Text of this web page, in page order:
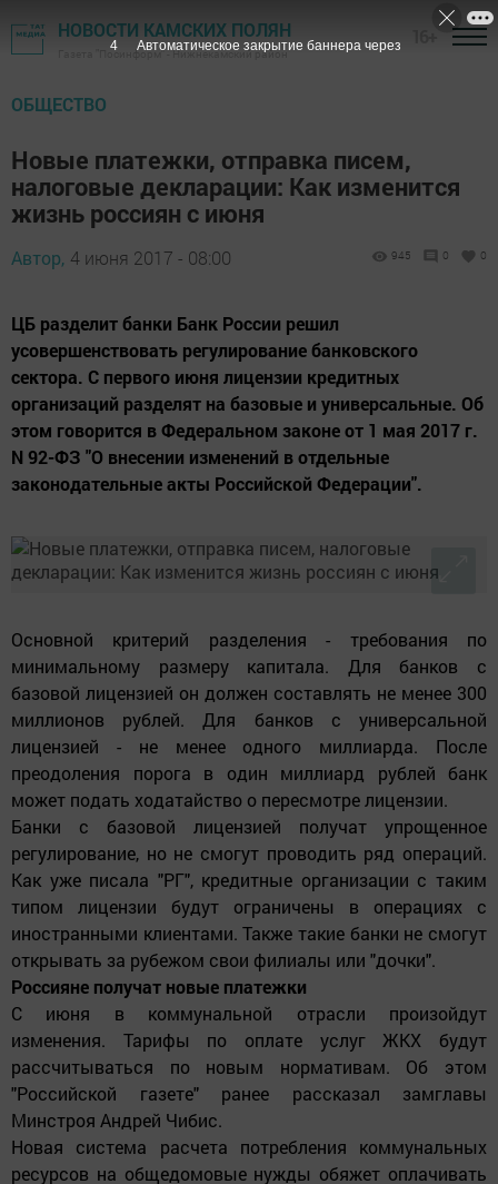
НОВОСТИ КАМСКИХ ПОЛЯН
Газета "Посинформ" - Нижнекамский район
ОБЩЕСТВО
Новые платежки, отправка писем,
налоговые декларации: Как изменится
жизнь россиян с июня
Автор, 4 июня 2017 - 08:00 945 0 0
ЦБ разделит банки Банк России решил
усовершенствовать регулирование банковского
сектора. С первого июня лицензии кредитных
организаций разделят на базовые и универсальные. Об
этом говорится в Федеральном законе от 1 мая 2017 г.
N 92-ФЗ "О внесении изменений в отдельные
законодательные акты Российской Федерации".
Основной критерий разделения - требования по
минимальному размеру капитала. Для банков с
базовой лицензией он должен составлять не менее 300
миллионов рублей. Для банков с универсальной
лицензией - не менее одного миллиарда. После
преодоления порога в один миллиард рублей банк
может подать ходатайство о пересмотре лицензии.
Банки с базовой лицензией получат упрощенное
регулирование, но не смогут проводить ряд операций.
Как уже писала "РГ", кредитные организации с таким
типом лицензии будут ограничены в операциях с
иностранными клиентами. Также такие банки не смогут
открывать за рубежом свои филиалы или "дочки".
Россияне получат новые платежки
С июня в коммунальной отрасли произойдут
изменения. Тарифы по оплате услуг ЖКХ будут
рассчитываться по новым нормативам. Об этом
"Российской газете" ранее рассказал замглавы
Минстроя Андрей Чибис.
Новая система расчета потребления коммунальных
ресурсов на общедомовые нужды обяжет оплачивать
3 Автоматическое закрытие баннера через